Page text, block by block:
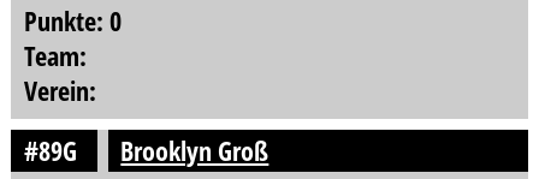
Punkte: 0
Team:
Verein:
#89G
Brooklyn Groß